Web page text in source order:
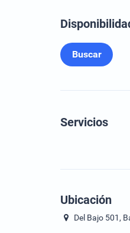
Buscar
Servicios
Ubicación
Del Bajo 501,